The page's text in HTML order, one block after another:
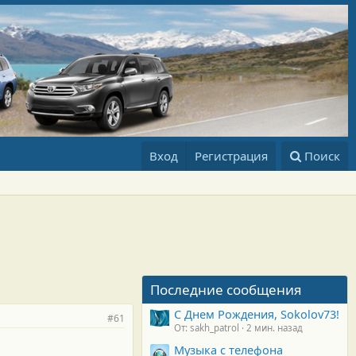
Вход Регистрация Поиск
#61
Последние сообщения
С Днем Рождения, Sokolov73!
От: sakh_patrol 2 мин. назад
Музыка с телефона